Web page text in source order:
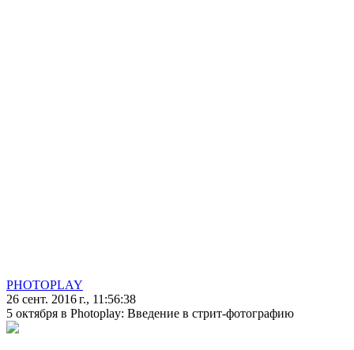
PHOTOPLAY
26 сент. 2016 г., 11:56:38
5 октября в Photoplay: Введение в стрит-фотографию